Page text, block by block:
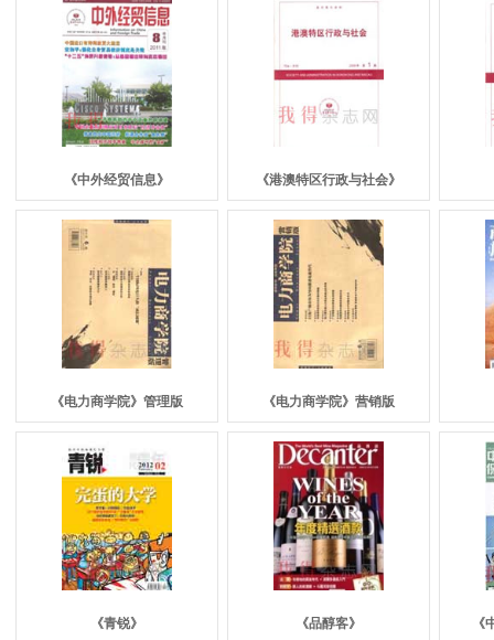
《中外经贸信息》 《港澳特区行政与社会》
《电力商学院》管理版 《电力商学院》营销版
《青锐》 《品醇客》 《